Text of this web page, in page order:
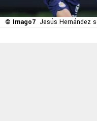
© Imago7 Jesús Hernández